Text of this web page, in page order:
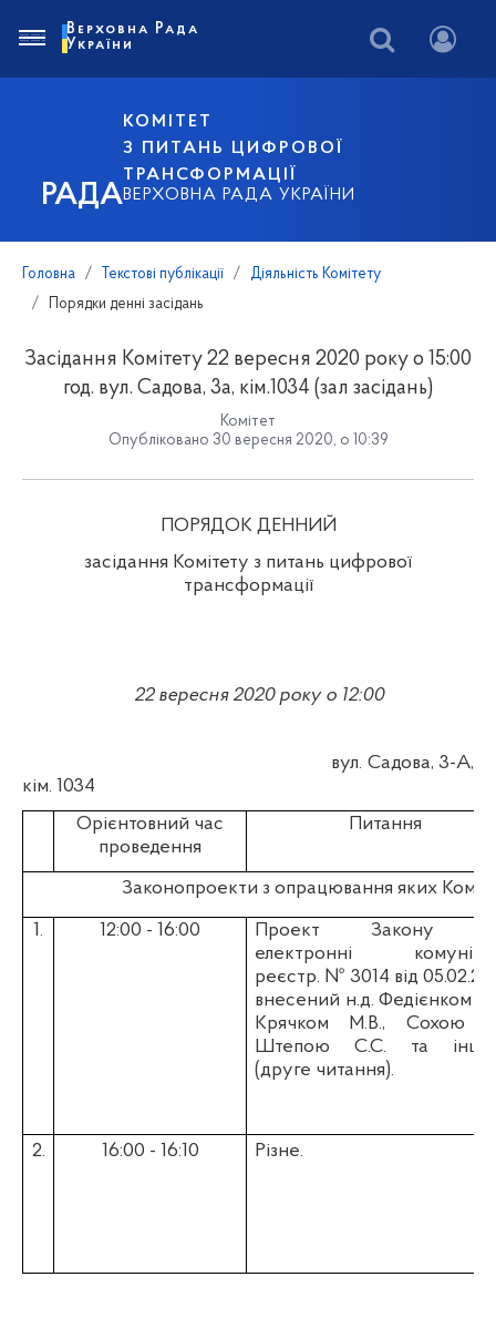
РАДА
КОМІТЕТ
З ПИТАНЬ ЦИФРОВОЇ
ТРАНСФОРМАЦІЇ
ВЕРХОВНА РАДА УКРАЇНИ
Верховна Рада
України
Головна Текстові публікації
Діяльність Комітету
Порядки денні засідань
Засідання Комітету 22 вересня 2020 року о 15:00
год. вул. Садова, 3а, кім.1034 (зал засідань)
Комітет
Опубліковано 30 вересня 2020, о 10:39
ПОРЯДОК ДЕННИЙ
засідання Комітету з питань цифрової
трансформації
22 вересня 2020 року о 12:00
вул. Садова, 3-А,
кім. 1034
Орієнтовний час
проведення
Питання
Законопроекти з опрацювання яких
1.
12:00 - 16:00 Проект Закону
електронні
реєстр. № 3014 від
внесений н.д. Федієнком
Крячком М.В., Сохою
Штепою С.С. та
(друге читання).
2. 16:00 - 16:10 Різне.